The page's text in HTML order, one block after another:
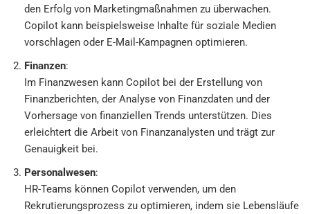
den Erfolg von Marketingmaßnahmen zu überwachen.
Copilot kann beispielsweise Inhalte für soziale Medien
vorschlagen oder E-Mail-Kampagnen optimieren.
Finanzen:
Im Finanzwesen kann Copilot bei der Erstellung von
Finanzberichten, der Analyse von Finanzdaten und der
Vorhersage von finanziellen Trends unterstützen. Dies
erleichtert die Arbeit von Finanzanalysten und trägt zur
Genauigkeit bei.
Personalwesen:
HR-Teams können Copilot verwenden, um den
Rekrutierungsprozess zu optimieren, indem sie Lebensläufe